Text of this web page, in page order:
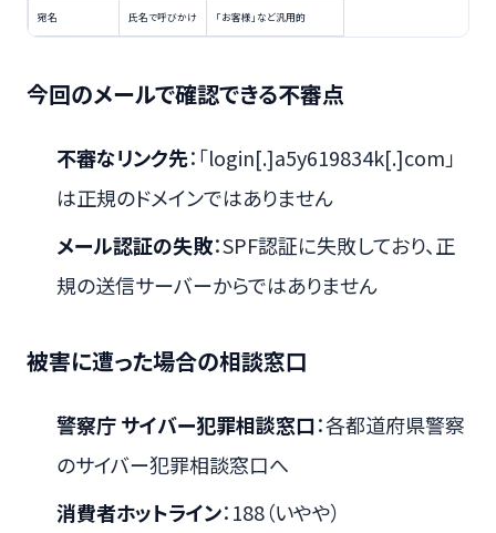
宛名 氏名で呼びかけ 「お客様」など汎用的
今回のメールで確認できる不審点
不審なリンク先：「login[.]a5y619834k[.]com」
は正規のドメインではありません
メール認証の失敗：SPF認証に失敗しており、正
規の送信サーバーからではありません
被害に遭った場合の相談窓口
警察庁 サイバー犯罪相談窓口：各都道府県警察
のサイバー犯罪相談窓口へ
消費者ホットライン：188（いやや）